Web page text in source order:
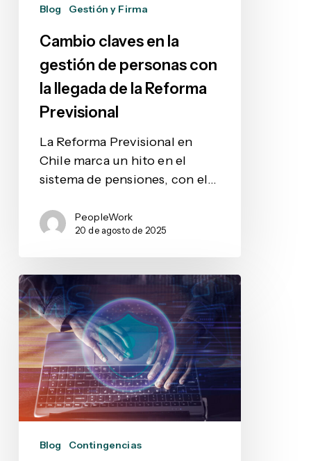
llegada
Reforma
Previsional
Blog Gestión y Firma
Cambio claves en la
gestión de personas con
la llegada de la Reforma
Previsional
La Reforma Previsional en
Chile marca un hito en el
sistema de pensiones, con el…
PeopleWork
20 de agosto de 2025
¿Está
tu
empresa
preparada
para
la
nueva
Ley
Protección
Blog
Contingencias